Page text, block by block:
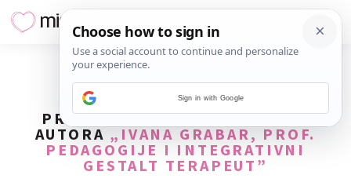
PRONAĐENO15REZULTATA ZA
AUTORA„IVANA GRABAR, PROF.
PEDAGOGIJE I INTEGRATIVNI
GESTALT TERAPEUT”
Sign in with Google